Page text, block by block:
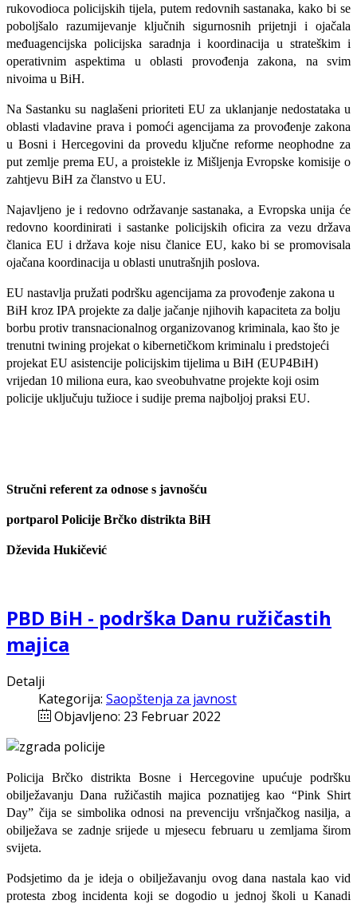
rukovodioca policijskih tijela, putem redovnih sastanaka, kako bi se
poboljšalo razumijevanje ključnih sigurnosnih prijetnji i ojačala
međuagencijska policijska saradnja i koordinacija u strateškim i
operativnim aspektima u oblasti provođenja zakona, na svim
nivoima u BiH.
Na Sastanku su naglašeni prioriteti EU za uklanjanje nedostataka u
oblasti vladavine prava i pomoći agencijama za provođenje zakona
u Bosni i Hercegovini da provedu ključne reforme neophodne za
put zemlje prema EU, a proistekle iz Mišljenja Evropske komisije o
zahtjevu BiH za članstvo u EU.
Najavljeno je i redovno održavanje sastanaka, a Evropska unija će
redovno koordinirati i sastanke policijskih oficira za vezu država
članica EU i država koje nisu članice EU, kako bi se promovisala
ojačana koordinacija u oblasti unutrašnjih poslova.
EU nastavlja pružati podršku agencijama za provođenje zakona u
BiH kroz IPA projekte za dalje jačanje njihovih kapaciteta za bolju
borbu protiv transnacionalnog organizovanog kriminala, kao što je
trenutni twining projekat o kibernetičkom kriminalu i predstojeći
projekat EU asistencije policijskim tijelima u BiH (EUP4BiH)
vrijedan 10 miliona eura, kao sveobuhvatne projekte koji osim
policije uključuju tužioce i sudije prema najboljoj praksi EU.
Stručni referent za odnose s javnošću
portparol Policije Brčko distrikta BiH
Dževida Hukičević
PBD BiH - podrška Danu ružičastih
majica
Detalji
Kategorija: Saopštenja za javnost
Objavljeno: 23 Februar 2022
Policija Brčko distrikta Bosne i Hercegovine upućuje podršku
obilježavanju Dana ružičastih majica poznatijeg kao “Pink Shirt
Day” čija se simbolika odnosi na prevenciju vršnjačkog nasilja, a
obilježava se zadnje srijede u mjesecu februaru u zemljama širom
svijeta.
Podsjetimo da je ideja o obilježavanju ovog dana nastala kao vid
protesta zbog incidenta koji se dogodio u jednoj školi u Kanadi